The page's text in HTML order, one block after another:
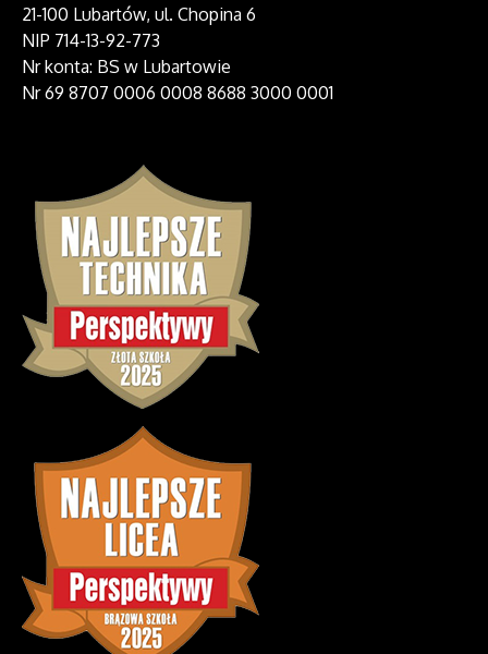
21-100 Lubartów, ul. Chopina 6
NIP 714-13-92-773
Nr konta: BS w Lubartowie
Nr 69 8707 0006 0008 8688 3000 0001